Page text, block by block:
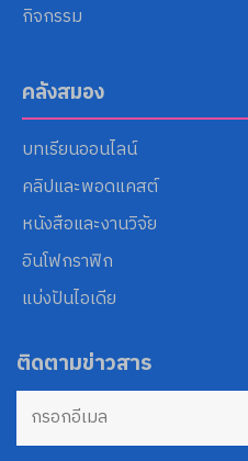
กิจกรรม
คลังสมอง
บทเรียนออนไลน์
คลิปและพอดแคสต์
หนังสือและงานวิจัย
อินโฟกราฟิก
แบ่งปันไอเดีย
ติดตามข่าวสาร